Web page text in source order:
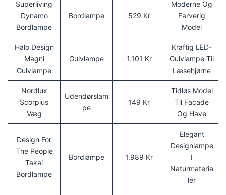
Superliving
Dynamo
Bordlampe
Bordlampe 529 Kr
Moderne Og
Farverig
Model
Halo Design
Magni
Gulvlampe
Gulvlampe 1.101 Kr
Kraftig LED-
Gulvlampe Til
Læsehjørne
Nordlux
Scorpius
Væg
Udendørslam
Pe
149 Kr
Tidløs Model
Til Facade
Og Have
Design For
The People
Takai
Bordlampe
Bordlampe 1.989 Kr
Elegant
Designlampe
I
Naturmateria
Ler